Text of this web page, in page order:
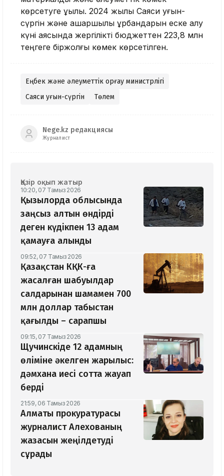
көрсетуге құқылы. 2024 жылы Саяси қуғын-
сүргін және ашаршылық құрбандарын еске алу
күні аясында жергілікті бюджеттен 223,8 млн
теңгеге біржолғы көмек көрсетілген.
Еңбек және әлеуметтік қорғау министрлігі
Саяси қуғын-сүргін
Төлем
Nege.kz редакциясы
Журналист
Қазір оқып жатыр
10:20, 07 Тамыз 2026
Қызылорда облысында
заңсыз алтын өндірді
деген күдікпен 13 адам
қамауға алынды
09:52, 07 Тамыз 2026
Қазақстан КҚК-ға
жасалған шабуылдар
салдарынан шамамен 700
млн доллар табыстан
қағылды – сарапшы
09:15, 07 Тамыз 2026
Щучинскіде 12 адамның
өліміне әкелген жарылыс:
дәмхана иесі сотта жауап
берді
21:59, 06 Тамыз 2026
Алматы прокуратурасы
журналист Алехованың
жазасын жеңілдетуді
сұрады